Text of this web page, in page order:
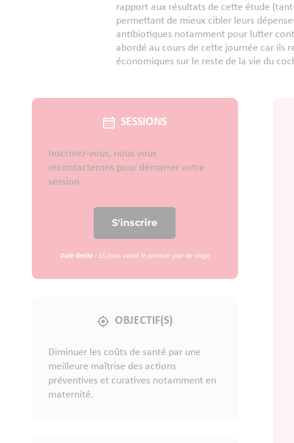
rapport aux résultats de cette étude
permettant de mieux cibler leurs
antibiotiques notamment pour lutter
abordé au cours de cette journée car ils
économiques sur le reste de la vie du
SESSIONS
Inscrivez-vous, nous vous
recontacterons pour démarrer votre
session.
Date limite: 15 jours avant le premier jour de stage
OBJECTIF(S)
Diminuer les coûts de santé par une
meilleure maîtrise des actions
préventives et curatives notamment en
maternité.